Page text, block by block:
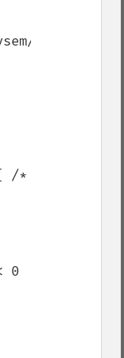
sysvsem.c
/*
0